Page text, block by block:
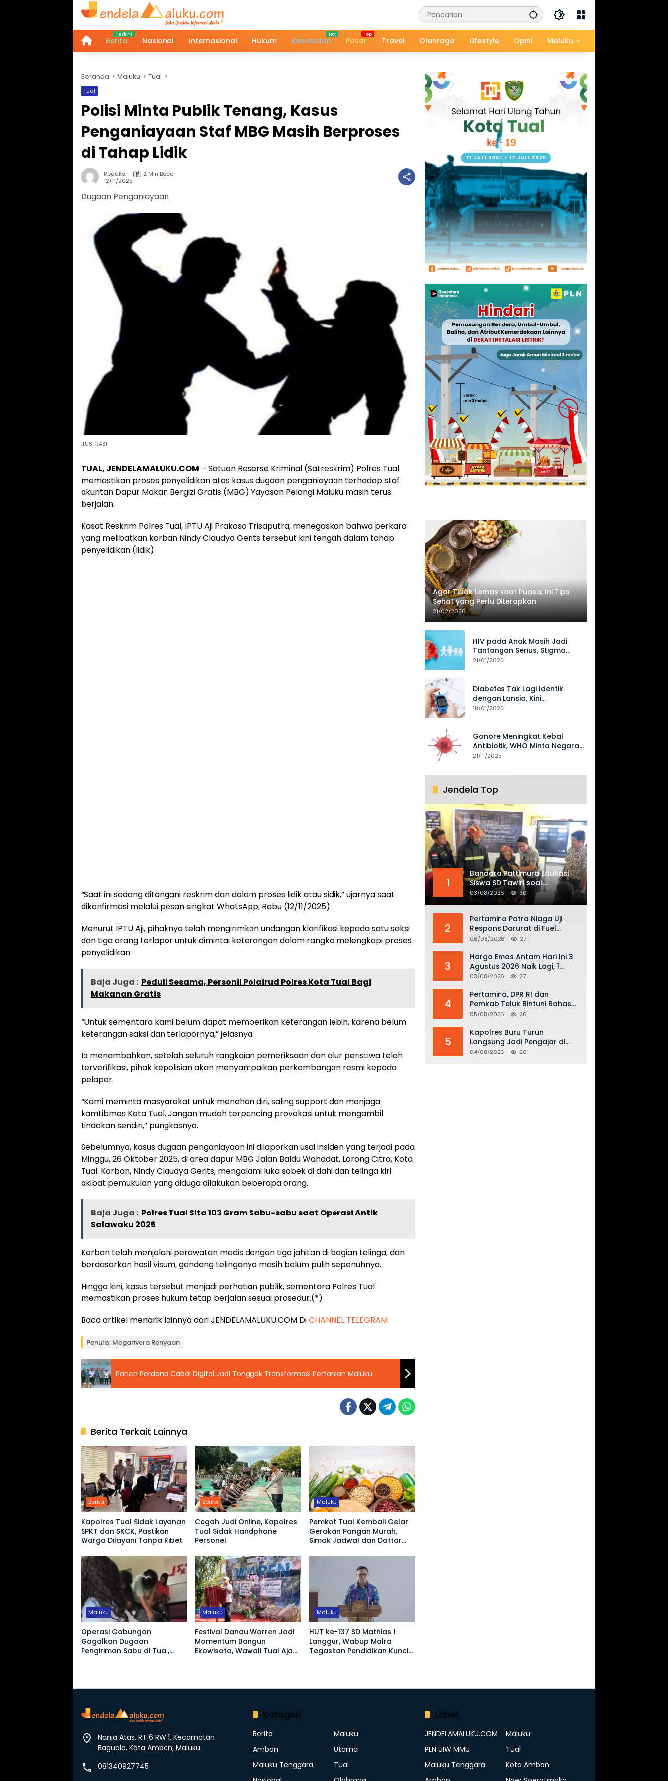
Home
Berita Nasional Internasional Hukum Kesehatan Pasar Travel Olahraga Lifestyle Opini Maluku
Beranda Maluku Tual
Tual
Polisi Minta Publik Tenang, Kasus
Penganiayaan Staf MBG Masih Berproses
di Tahap Lidik
Redaksi
2 Min Baca
12/11/2025
Dugaan Penganiayaan
ILUSTRASI
TUAL, JENDELAMALUKU.COM – Satuan Reserse Kriminal (Satreskrim) Polres Tual
memastikan proses penyelidikan atas kasus dugaan penganiayaan terhadap staf
akuntan Dapur Makan Bergizi Gratis (MBG) Yayasan Pelangi Maluku masih terus
berjalan.
Kasat Reskrim Polres Tual, IPTU Aji Prakoso Trisaputra, menegaskan bahwa perkara
yang melibatkan korban Nindy Claudya Gerits tersebut kini tengah dalam tahap
penyelidikan (lidik).
“Saat ini sedang ditangani reskrim dan dalam proses lidik atau sidik,” ujarnya saat
dikonfirmasi melalui pesan singkat WhatsApp, Rabu (12/11/2025).
Menurut IPTU Aji, pihaknya telah mengirimkan undangan klarifikasi kepada satu saksi
dan tiga orang terlapor untuk dimintai keterangan dalam rangka melengkapi proses
penyelidikan.
Baja Juga : Peduli Sesama, Personil Polairud Polres Kota Tual Bagi
Makanan Gratis
“Untuk sementara kami belum dapat memberikan keterangan lebih, karena belum
keterangan saksi dan terlapornya,” jelasnya.
Ia menambahkan, setelah seluruh rangkaian pemeriksaan dan alur peristiwa telah
terverifikasi, pihak kepolisian akan menyampaikan perkembangan resmi kepada
pelapor.
“Kami meminta masyarakat untuk menahan diri, saling support dan menjaga
kamtibmas Kota Tual. Jangan mudah terpancing provokasi untuk mengambil
tindakan sendiri,” pungkasnya.
Sebelumnya, kasus dugaan penganiayaan ini dilaporkan usai insiden yang terjadi pada
Minggu, 26 Oktober 2025, di area dapur MBG Jalan Baldu Wahadat, Lorong Citra, Kota
Tual. Korban, Nindy Claudya Gerits, mengalami luka sobek di dahi dan telinga kiri
akibat pemukulan yang diduga dilakukan beberapa orang.
Baja Juga : Polres Tual Sita 103 Gram Sabu-sabu saat Operasi Antik
Salawaku 2025
Korban telah menjalani perawatan medis dengan tiga jahitan di bagian telinga, dan
berdasarkan hasil visum, gendang telinganya masih belum pulih sepenuhnya.
Hingga kini, kasus tersebut menjadi perhatian publik, sementara Polres Tual
memastikan proses hukum tetap berjalan sesuai prosedur.(*)
Baca artikel menarik lainnya dari JENDELAMALUKU.COM DiCHANNEL TELEGRAM
Penulis: Megarivera Renyaan
Panen Perdana Cabai Digital Jadi Tonggak Transformasi Pertanian Maluku
Berita Terkait Lainnya
Berita
Kapolres Tual Sidak Layanan
SPKT dan SKCK, Pastikan
Warga Dilayani Tanpa Ribet
Berita
Cegah Judi Online, Kapolres
Tual Sidak Handphone
Personel
Maluku
Pemkot Tual Kembali Gelar
Gerakan Pangan Murah,
Simak Jadwal dan Daftar
Maluku
Operasi Gabungan
Gagalkan Dugaan
Pengiriman Sabu di Tual,
Maluku
Festival Danau Warren Jadi
Momentum Bangun
Ekowisata, Wawali Tual Ajak
Maluku
HUT ke-137 SD Mathias 1
Langgur, Wabup Malra
Tegaskan Pendidikan Kunci
Agar Tidak Lemas saat Puasa, Ini Tips
Sehat yang Perlu Diterapkan
21/02/2026
HIV pada Anak Masih Jadi
Tantangan Serius, Stigma
Hambat Akses Perawatan
21/01/2026
Diabetes Tak Lagi Identik
dengan Lansia, Kini
Mengancam Generasi Muda
18/01/2026
Gonore Meningkat Kebal
Antibiotik, WHO Minta Negara
Perkuat Surveilans
21/11/2025
Jendela Top
1
Bandara Pattimura Edukasi
Siswa SD Tawiri soal
Keselamatan Penerbangan
dan Bahaya Bermain Layang-
03/08/2026 30
2
Pertamina Patra Niaga Uji
Respons Darurat di Fuel
Terminal Biak, Antisipasi Risiko
BBM
06/08/2026 27
3
Harga Emas Antam Hari Ini 3
Agustus 2026 Naik Lagi, 1
Gram Tembus Rp 2,61 Juta
03/08/2026 27
4
Pertamina, DPR RI dan
Pemkab Teluk Bintuni Bahas
Penguatan Distribusi BBM dan
05/08/2026 26
5
Kapolres Buru Turun
Langsung Jadi Pengajar di
SMAN 2, Edukasi Kesadaran
04/08/2026 26
Nania Atas, RT 6 RW 1, Kecamatan
Baguala, Kota Ambon, Maluku.
081340927745
Kategori
Berita
Maluku
Ambon
Utama
Maluku Tenggara
Tual
Label
JENDELAMALUKU.COM
Maluku
PLN UIW MMU
Tual
Maluku Tenggara
Kota Ambon